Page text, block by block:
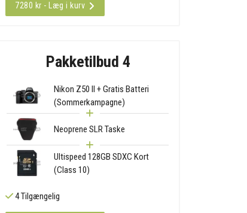
7280 kr - Læg i kurv
Pakketilbud 4
Nikon Z50 II + Gratis Batteri
(Sommerkampagne)
Neoprene SLR Taske
Ultispeed 128GB SDXC Kort
(Class 10)
4 Tilgængelig